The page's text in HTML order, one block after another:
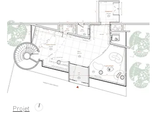
Projet